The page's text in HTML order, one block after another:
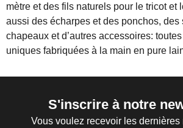
mètre et des fils naturels pour le tricot et
aussi des écharpes et des ponchos, des
chapeaux et d’autres accessoires:
uniques fabriquées à la main en pure
S'inscrire à notre
Vous voulez recevoir les dernières